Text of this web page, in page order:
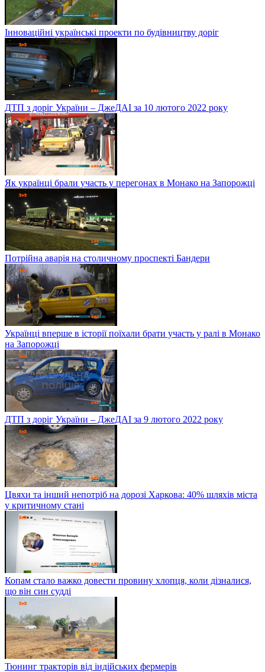
Інноваційні українські проекти по будівництву доріг
ДТП з доріг України – ДжеДАІ за 10 лютого 2022 року
Як українці брали участь у перегонах в Монако на Запорожці
Потрійна аварія на столичному проспекті Бандери
Українці вперше в історії поїхали брати участь у ралі в Монако
на Запорожці
ДТП з доріг України – ДжеДАІ за 9 лютого 2022 року
Цвяхи та інший непотріб на дорозі Харкова: 40% шляхів міста
у критичному стані
Копам стало важко довести провину хлопця, коли дізналися,
що він син судді
Тюнинг тракторів від індійських фермерів